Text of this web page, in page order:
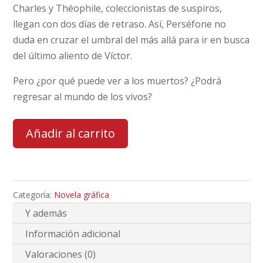
Charles y Théophile, coleccionistas de suspiros,
llegan con dos días de retraso. Así, Perséfone no
duda en cruzar el umbral del más allá para ir en busca
del último aliento de Víctor.
Pero ¿por qué puede ver a los muertos? ¿Podrá
regresar al mundo de los vivos?
Añadir al carrito
Categoría: Novela gráfica
Y además
Información adicional
Valoraciones (0)